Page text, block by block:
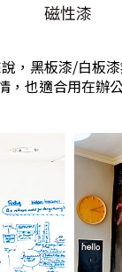
磁性漆
，黑板漆/白板
，也適合用在辦